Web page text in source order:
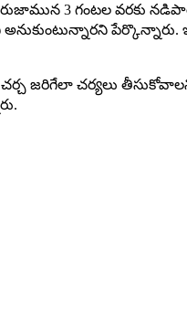
3 గంట‌ల వ‌ర‌కు
పేర్కొన్నారు. ఇలా
జ‌రిగేలా చ‌ర్య‌లు తీసుకోవాలని